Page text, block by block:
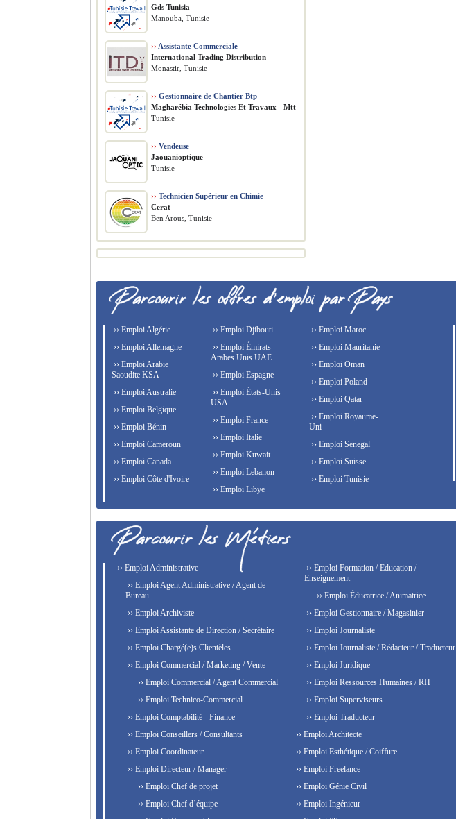
Gds Tunisia
Manouba, Tunisie
›› Assistante Commerciale
International Trading Distribution
Monastir, Tunisie
›› Gestionnaire de Chantier Btp
Magharébia Technologies Et Travaux - Mtt
Tunisie
›› Vendeuse
Jaouanioptique
Tunisie
›› Technicien Supérieur en Chimie
Cerat
Ben Arous, Tunisie
›› Emploi Algérie
›› Emploi Allemagne
›› Emploi Arabie
Saoudite KSA
›› Emploi Australie
›› Emploi Belgique
›› Emploi Bénin
›› Emploi Cameroun
›› Emploi Canada
›› Emploi Côte d'Ivoire
›› Emploi Djibouti
›› Emploi Émirats
Arabes Unis UAE
›› Emploi Espagne
›› Emploi États-Unis
USA
›› Emploi France
›› Emploi Italie
›› Emploi Kuwait
›› Emploi Lebanon
›› Emploi Libye
›› Emploi Maroc
›› Emploi Mauritanie
›› Emploi Oman
›› Emploi Poland
›› Emploi Qatar
›› Emploi Royaume-
Uni
›› Emploi Senegal
›› Emploi Suisse
›› Emploi Tunisie
›› Emploi Administrative
›› Emploi Agent Administrative / Agent de
Bureau
›› Emploi Archiviste
›› Emploi Assistante de Direction / Secrétaire
›› Emploi Chargé(e)s Clientèles
›› Emploi Commercial / Marketing / Vente
›› Emploi Commercial / Agent Commercial
›› Emploi Technico-Commercial
›› Emploi Comptabilité - Finance
›› Emploi Conseillers / Consultants
›› Emploi Coordinateur
›› Emploi Directeur / Manager
›› Emploi Chef de projet
›› Emploi Chef d’équipe
›› Emploi Formation / Education /
Enseignement
›› Emploi Éducatrice / Animatrice
›› Emploi Gestionnaire / Magasinier
›› Emploi Journaliste
›› Emploi Journaliste / Rédacteur / Traducteur
›› Emploi Juridique
›› Emploi Ressources Humaines / RH
›› Emploi Superviseurs
›› Emploi Traducteur
›› Emploi Architecte
›› Emploi Esthétique / Coiffure
›› Emploi Freelance
›› Emploi Génie Civil
›› Emploi Ingénieur